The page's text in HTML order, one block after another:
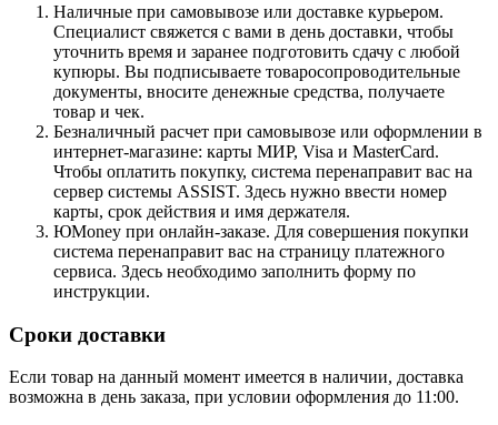
Наличные при самовывозе или доставке курьером.
Специалист свяжется с вами в день доставки, чтобы
уточнить время и заранее подготовить сдачу с любой
купюры. Вы подписываете товаросопроводительные
документы, вносите денежные средства, получаете
товар и чек.
Безналичный расчет при самовывозе или оформлении в
интернет-магазине: карты МИР, Visa и MasterCard.
Чтобы оплатить покупку, система перенаправит вас на
сервер системы ASSIST. Здесь нужно ввести номер
карты, срок действия и имя держателя.
ЮMoney при онлайн-заказе. Для совершения покупки
система перенаправит вас на страницу платежного
сервиса. Здесь необходимо заполнить форму по
инструкции.
Сроки доставки
Если товар на данный момент имеется в наличии, доставка
возможна в день заказа, при условии оформления до 11:00.